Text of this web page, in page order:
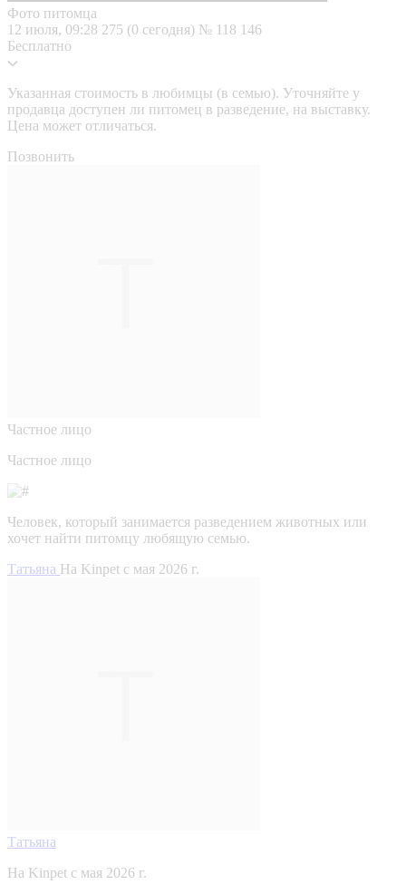
Фото питомца
12 июля, 09:28 275 (0 сегодня) № 118 146
Бесплатно
Указанная стоимость в любимцы (в семью). Уточняйте у
продавца доступен ли питомец в разведение, на выставку.
Цена может отличаться.
Позвонить
Частное лицо
Частное лицо
Человек, который занимается разведением животных или
хочет найти питомцу любящую семью.
Татьяна На Kinpet c мая 2026 г.
Татьяна
На Kinpet c мая 2026 г.